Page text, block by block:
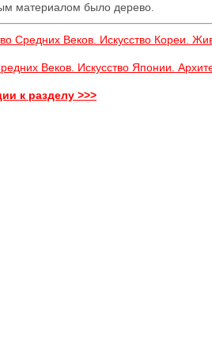
материалом было дерево.
Средних Веков. Искусство Кореи.
Веков. Искусство Японии.
к разделу >>>